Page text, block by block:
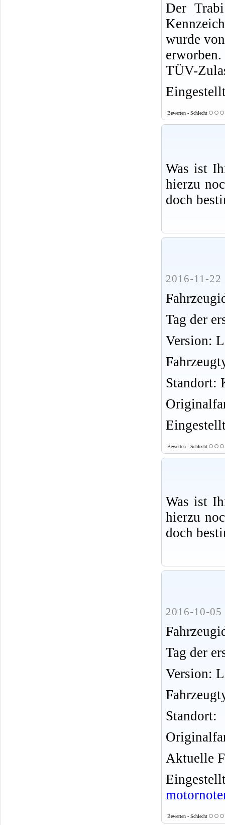
Der
wurde
TÜV-
Bewerten - Schlecht
Was ist
hierzu
doch
2016-11-22
Tag der
Version:
Standort:
Bewerten - Schlecht
Was ist
hierzu
doch
2016-10-05
Tag der
Version:
Standort:
Aktuelle
Bewerten - Schlecht